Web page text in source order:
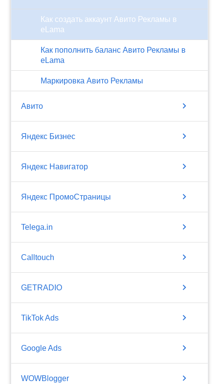
Как создать аккаунт Авито Рекламы в
eLama
Как пополнить баланс Авито Рекламы в
eLama
Маркировка Авито Рекламы
Авито chevron_right
Яндекс Бизнес chevron_right
Яндекс Навигатор chevron_right
Яндекс ПромоСтраницы chevron_right
Telega.in chevron_right
Calltouch chevron_right
GETRADIO chevron_right
TikTok Ads chevron_right
Google Ads chevron_right
WOWBlogger chevron_right